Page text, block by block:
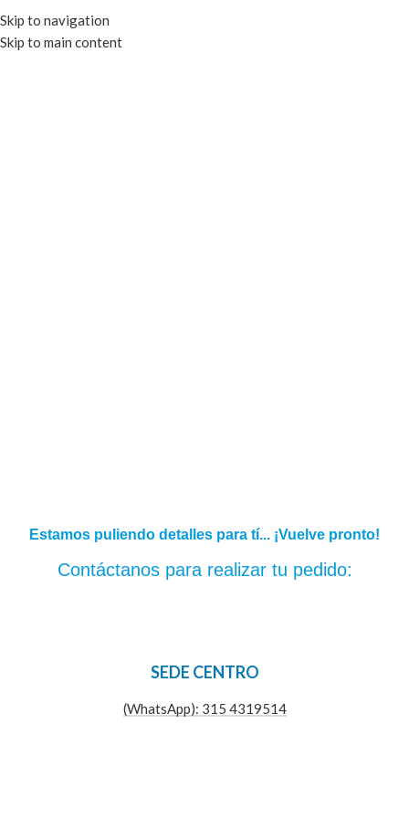
Skip to navigation
Skip to main content
Estamos puliendo detalles para tí... ¡Vuelve pronto!
Contáctanos para realizar tu pedido:
SEDE CENTRO
(WhatsApp): 315 4319514